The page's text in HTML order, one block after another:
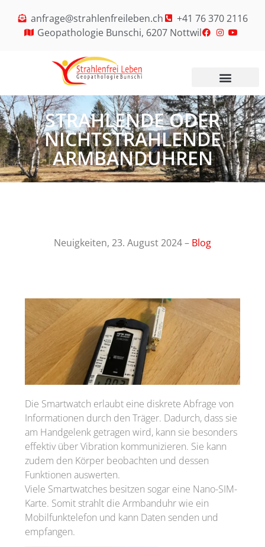
anfrage@strahlenfreileben.ch
+41 76 370 2116
Geopathologie Bunschi, 6207 Nottwil
STRAHLENDE ODER
NICHTSTRAHLENDE
ARMBANDUHREN
Neuigkeiten, 23. August 2024 – Blog
Die Smartwatch erlaubt eine diskrete Abfrage von
Informationen durch den Träger. Dadurch, dass sie
am Handgelenk getragen wird, kann sie besonders
effektiv über Vibration kommunizieren. Sie kann
zudem den Körper beobachten und dessen
Funktionen auswerten.
Viele Smartwatches besitzen sogar eine Nano-SIM-
Karte. Somit strahlt die Armbanduhr wie ein
Mobilfunktelefon und kann Daten senden und
empfangen.